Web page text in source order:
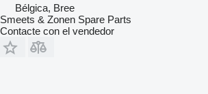
Bélgica, Bree
Smeets & Zonen Spare Parts
Contacte con el vendedor